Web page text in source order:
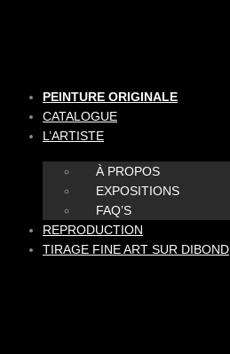
PEINTURE ORIGINALE
CATALOGUE
L’ARTISTE
À PROPOS
EXPOSITIONS
FAQ’S
REPRODUCTION
TIRAGE FINE ART SUR DIBOND